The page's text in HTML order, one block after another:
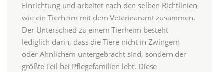
Einrichtung und arbeitet nach den selben Richtlinien
wie ein Tierheim mit dem Veterinäramt zusammen.
Der Unterschied zu einem Tierheim besteht
lediglich darin, dass die Tiere nicht in Zwingern
oder Ähnlichem untergebracht sind, sondern der
größte Teil bei Pflegefamilien lebt. Diese